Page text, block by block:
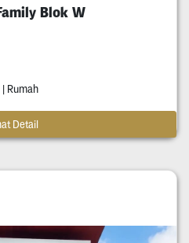
Blok W
| Rumah
Detail